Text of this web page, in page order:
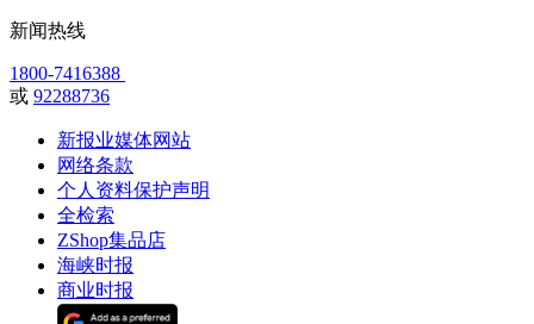
新闻热线
1800-7416388
或 92288736
新报业媒体网站
网络条款
个人资料保护声明
全检索
ZShop集品店
海峡时报
商业时报